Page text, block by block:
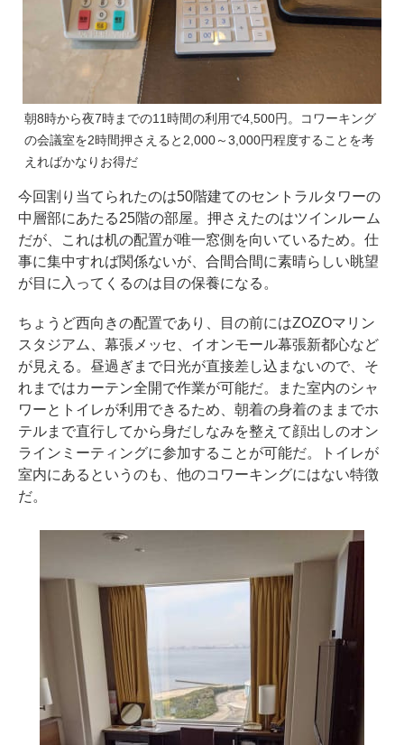
朝8時から夜7時までの11時間の利用で4,500円。コワーキング
の会議室を2時間押さえると2,000～3,000円程度することを考
えればかなりお得だ
今回割り当てられたのは50階建てのセントラルタワーの
中層部にあたる25階の部屋。押さえたのはツインルーム
だが、これは机の配置が唯一窓側を向いているため。仕
事に集中すれば関係ないが、合間合間に素晴らしい眺望
が目に入ってくるのは目の保養になる。
ちょうど西向きの配置であり、目の前にはZOZOマリン
スタジアム、幕張メッセ、イオンモール幕張新都心など
が見える。昼過ぎまで日光が直接差し込まないので、そ
れまではカーテン全開で作業が可能だ。また室内のシャ
ワーとトイレが利用できるため、朝着の身着のままでホ
テルまで直行してから身だしなみを整えて顔出しのオン
ラインミーティングに参加することが可能だ。トイレが
室内にあるというのも、他のコワーキングにはない特徴
だ。